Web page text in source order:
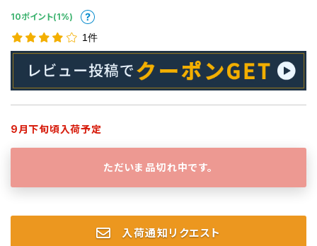
10ポイント(1%)
1件
9月下旬頃入荷予定
ただいま品切れ中です。
入荷通知リクエスト